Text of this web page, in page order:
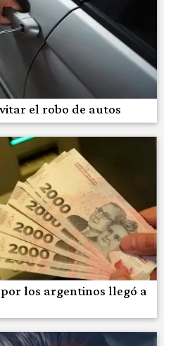
el robo de autos
los argentinos llegó a